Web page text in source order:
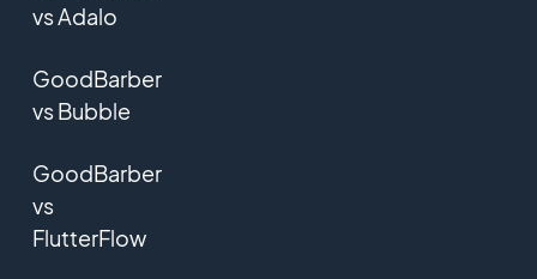
vs Adalo
GoodBarber
vs Bubble
GoodBarber
vs
FlutterFlow